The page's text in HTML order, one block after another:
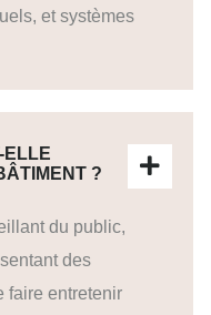
et systèmes
ELLE
?
du public,
des
faire entretenir